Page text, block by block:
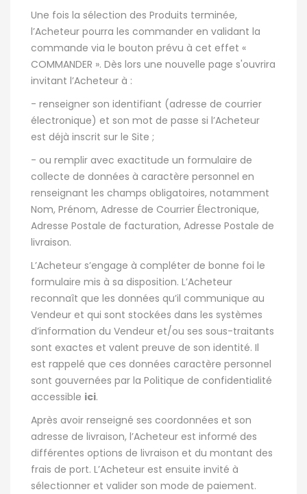
Une fois la sélection des Produits terminée,
l’Acheteur pourra les commander en validant la
commande via le bouton prévu à cet effet «
COMMANDER ». Dès lors une nouvelle page s'ouvrira
invitant l’Acheteur à :
- renseigner son identifiant (adresse de courrier
électronique) et son mot de passe si l’Acheteur
est déjà inscrit sur le Site ;
- ou remplir avec exactitude un formulaire de
collecte de données à caractère personnel en
renseignant les champs obligatoires, notamment
Nom, Prénom, Adresse de Courrier Électronique,
Adresse Postale de facturation, Adresse Postale de
livraison.
L’Acheteur s’engage à compléter de bonne foi le
formulaire mis à sa disposition. L’Acheteur
reconnaît que les données qu’il communique au
Vendeur et qui sont stockées dans les systèmes
d’information du Vendeur et/ou ses sous-traitants
sont exactes et valent preuve de son identité. Il
est rappelé que ces données caractère personnel
sont gouvernées par la Politique de confidentialité
accessible ici.
Après avoir renseigné ses coordonnées et son
adresse de livraison, l’Acheteur est informé des
différentes options de livraison et du montant des
frais de port. L’Acheteur est ensuite invité à
sélectionner et valider son mode de paiement.